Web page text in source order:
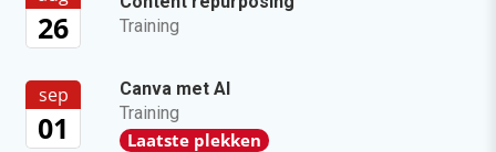
26
Training
sep
01
Canva met AI
Training
Laatste plekken